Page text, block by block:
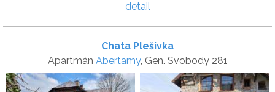
detail
Chata Plešivka
Apartmán Abertamy, Gen. Svobody 281